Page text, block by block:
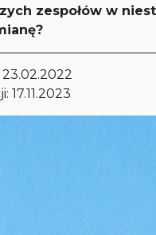
zespołów w
23.02.2022
17.11.2023